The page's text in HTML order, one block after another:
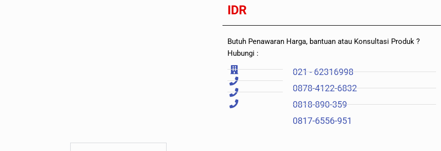
IDR
Butuh Penawaran Harga, bantuan atau Konsultasi Produk ?
Hubungi :
021 - 62316998
0878-4122-6832
0818-890-359
0817-6556-951